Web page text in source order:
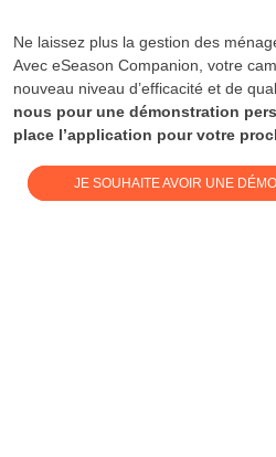
Ne laissez plus la gestion des
Avec eSeason Companion, votre
nouveau niveau d’efficacité et de
nous pour une démonstration
place l’application pour votre
JE SOUHAITE AVOIR UNE